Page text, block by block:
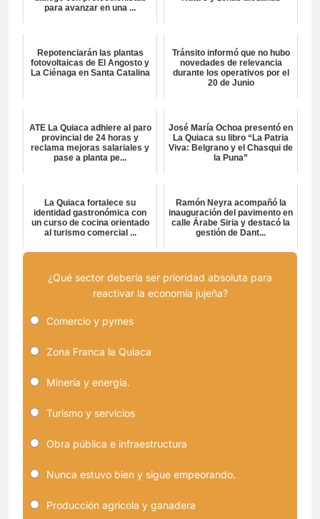
para avanzar en una ...
Repotenciarán las plantas
fotovoltaicas de El Angosto y
La Ciénaga en Santa Catalina
Tránsito informó que no hubo
novedades de relevancia
durante los operativos por el
20 de Junio
ATE La Quiaca adhiere al paro
provincial de 24 horas y
reclama mejoras salariales y
pase a planta pe...
José María Ochoa presentó en
La Quiaca su libro “La Patria
Viva: Belgrano y el Chasqui de
la Puna”
La Quiaca fortalece su
identidad gastronómica con
un curso de cocina orientado
al turismo comercial ...
Ramón Neyra acompañó la
inauguración del pavimento en
calle Árabe Siria y destacó la
gestión de Dant...
¿Qué sector debería ser prioridad absoluta para
reactivar la economía jujeña?
Comercio y pymes
Zona Franca la Quiaca
Minería y energía.
Turismo y servicios
Obra pública e infraestructura
Nunca estuvo bien y sigue empeorando.
Producción agrícola y ganadera